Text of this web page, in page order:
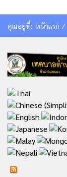
คุณอยู่ที่: หน้าแรก